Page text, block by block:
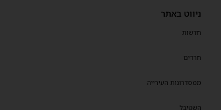
ניווט באתר
חדשות
חרדים
ממסדרונות העירייה
השטיבל